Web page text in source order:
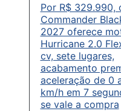
Por R$ 329.990,
Commander
2027 oferece
Hurricane 2.0
cv, sete lugares,
acabamento
aceleração de 0
km/h em 7
se vale a compra